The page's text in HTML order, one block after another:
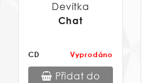
Devítka
Chat
CD Vyprodáno
Přidat do